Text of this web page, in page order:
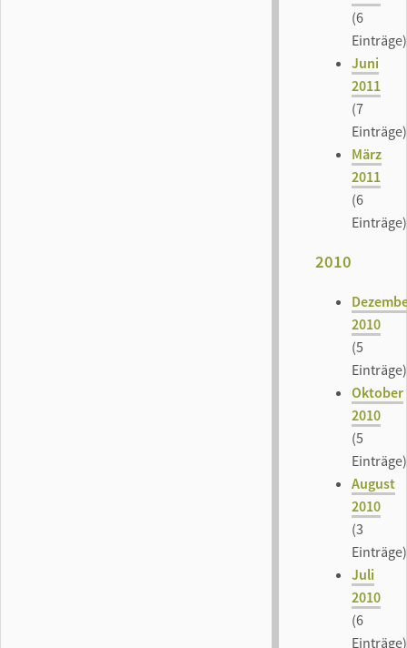
(6
Einträge)
Juni
2011
(7
Einträge)
März
2011
(6
Einträge)
2010
2010
(5
Einträge)
Oktober
2010
(5
Einträge)
August
2010
(3
Einträge)
Juli
2010
(6
Einträge)